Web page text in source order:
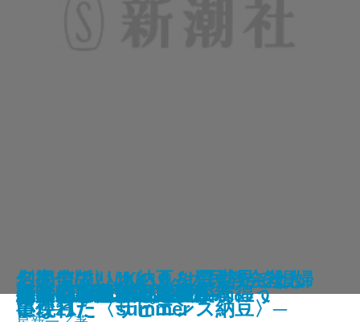
幽冥の岸 十二国記
未知なるカダスを夢に求めて
さよならの言い方なんて知らな
い。11
龍ノ国幻想9 天恵の命
神と王1 亡国の書
人魚屋敷の殺人
悪徳もまた
善人たち
わたしが・棄てた・女
きまぐれカプセル
一夜─隠蔽捜査10─
夢ノ町本通り─文庫版─
フィレンツェに悪魔が彷徨う
その他の危険
〈完全版〉JKハルは異世界で娼婦
になった summer
人喰いパンダ殺人事件
幻のアフリカ納豆を追え！─そし
て現れた〈サピエンス納豆〉─
色ざんげ
晴れでも雨でも昆虫学者
名探偵のいけにえ─人民教会殺人
事件─